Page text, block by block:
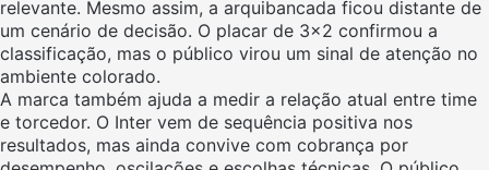
relevante. Mesmo assim, a arquibancada ficou distante de
um cenário de decisão. O placar de 3×2 confirmou a
classificação, mas o público virou um sinal de atenção no
ambiente colorado.
A marca também ajuda a medir a relação atual entre time
e torcedor. O Inter vem de sequência positiva nos
resultados, mas ainda convive com cobrança por